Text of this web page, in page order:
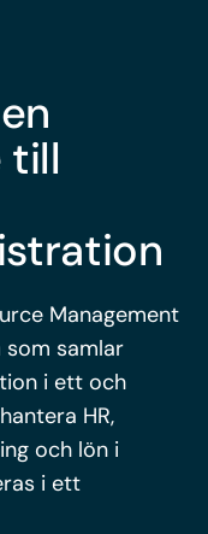
till
Management
samlar
i ett och
HR,
och lön i
i ett